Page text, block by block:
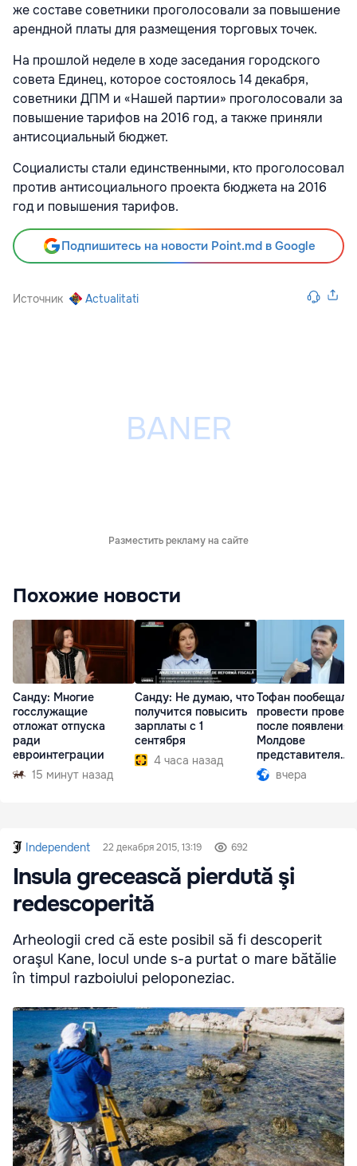
же составе советники проголосовали за повышение
арендной платы для размещения торговых точек.
На прошлой неделе в ходе заседания городского
совета Единец, которое состоялось 14 декабря,
советники ДПМ и «Нашей партии» проголосовали за
повышение тарифов на 2016 год, а также приняли
антисоциальный бюджет.
Социалисты стали единственными, кто проголосовал
против антисоциального проекта бюджета на 2016
год и повышения тарифов.
Подпишитесь на новости Point.md в Google
Источник Actualitati
Разместить рекламу на сайте
Похожие новости
Санду: Многие
госслужащие
отложат отпуска
ради
евроинтеграции
15 минут назад
Санду: Не думаю, что
получится повысить
зарплаты с 1
сентября
4 часа назад
Тофан пообещал
провести
после появления
Молдове
представителя
Южной Осетии
вчера
Independent 22 декабря 2015, 13:19 692
Insula grecească pierdută şi
redescoperită
Arheologii cred că este posibil să fi descoperit
oraşul Kane, locul unde s-a purtat o mare bătălie
în timpul razboiului peloponeziac.